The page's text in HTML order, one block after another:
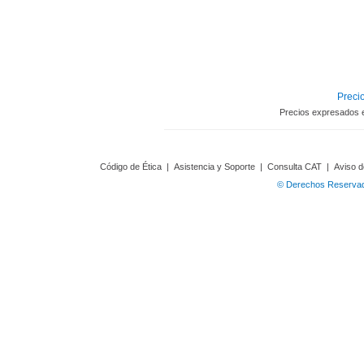
Precios expresados
Código de Ética | Asistencia y Soporte | Consulta CAT | Aviso
© Derechos